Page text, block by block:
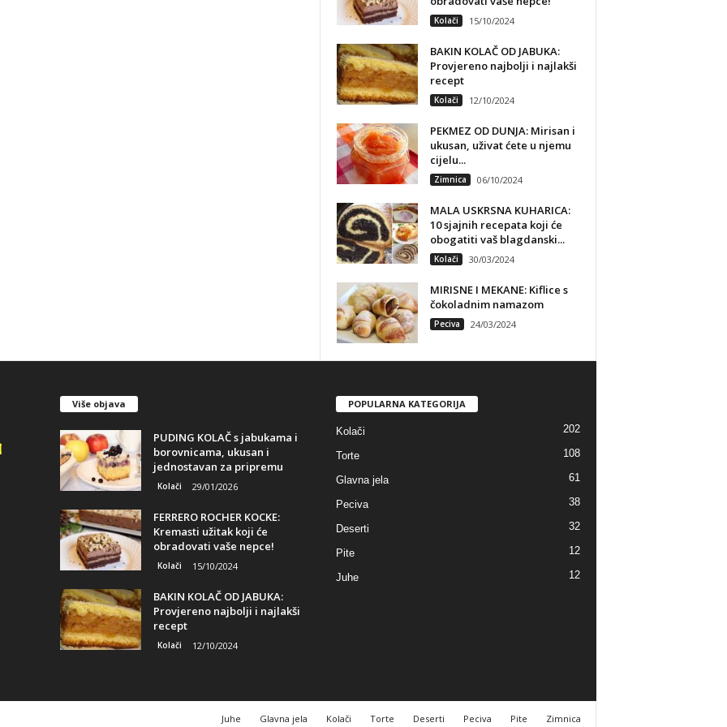
Kolači 15/10/2024
BAKIN KOLAČ OD JABUKA:
Provjereno najbolji i najlakši
recept
Kolači 12/10/2024
PEKMEZ OD DUNJA: Mirisan i
ukusan, uživat ćete u njemu
cijelu...
Zimnica 06/10/2024
MALA USKRSNA KUHARICA:
10 sjajnih recepata koji će
obogatiti vaš blagdanski...
Kolači 30/03/2024
MIRISNE I MEKANE: Kiflice s
čokoladnim namazom
Peciva 24/03/2024
Više objava
PUDING KOLAČ s jabukama i
borovnicama, ukusan i
jednostavan za pripremu
Kolači 29/01/2026
FERRERO ROCHER KOCKE:
Kremasti užitak koji će
obradovati vaše nepce!
Kolači 15/10/2024
BAKIN KOLAČ OD JABUKA:
Provjereno najbolji i najlakši
recept
Kolači 12/10/2024
POPULARNA KATEGORIJA
Kolači 202
Torte 108
Glavna jela 61
Peciva 38
Deserti 32
Pite 12
Juhe 12
Juhe Glavna jela Kolači Torte Deserti Peciva Pite Zimnica